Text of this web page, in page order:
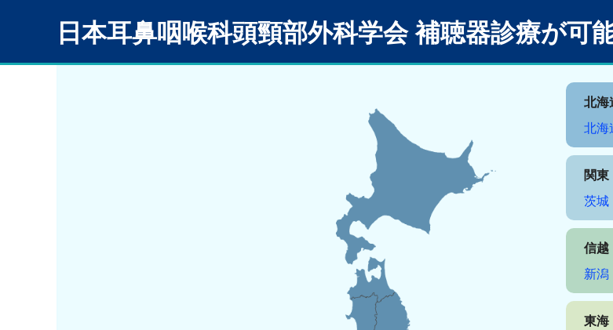
日本耳鼻咽喉科頭頸部外科学会補聴器診療が可
北海
北海
関東
茨城
信越
新潟
東海